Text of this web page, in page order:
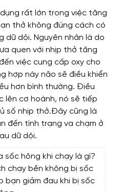
rất lớn trong việc tăng
thở không đúng cách có
dữ dội. Nguyên nhân là do
quen với nhịp thở tăng
việc cung cấp oxy cho
hợp này não sẽ điều khiển
hơn bình thường. Điều
lên cơ hoành, nó sẽ tiếp
số nhịp thở.Đây cũng là
đến tình trạng va chạm ở
dữ dội.